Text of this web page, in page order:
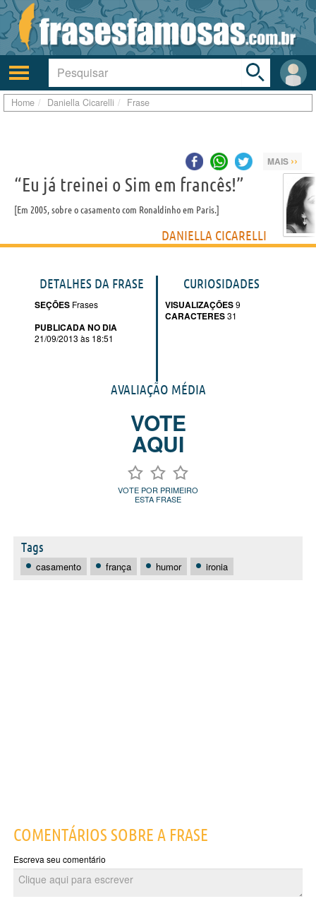
Ativar/desativar
a
navegação
Área
do
Toggle
search
bar
Home Daniella Cicarelli Frase
MAIS ››
“Eu já treinei o Sim em francês!”
Em 2005, sobre o casamento com Ronaldinho em Paris.
DANIELLA CICARELLI
DETALHES DA FRASE
SEÇÕES Frases
PUBLICADA NO DIA
21/09/2013 às 18:51
CURIOSIDADES
VISUALIZAÇÕES9
CARACTERES31
AVALIAÇÃO MÉDIA
VOTE
AQUI
VOTE POR PRIMEIRO
ESTA FRASE
Tags
casamento frança humor ironia
COMENTÁRIOS SOBRE A FRASE
Escreva seu comentário